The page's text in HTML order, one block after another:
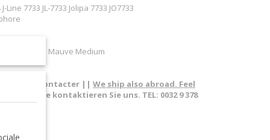
Line 7733 JL-7733 Jolipa 7733 JO7733
Effet Nacre Mauve Medium
à nous contacter || We ship also abroad. Feel
Bitte kontaktieren Sie uns. TEL: 0032 9 378